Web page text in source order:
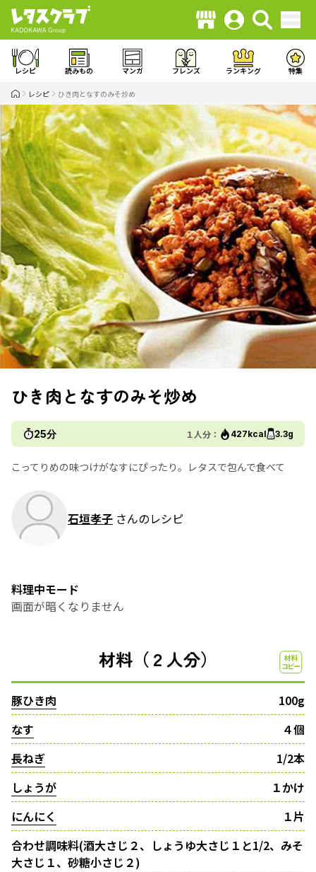
レシピ 読みもの マンガ フレンズ ランキング 特集
レシピ ひき肉となすのみそ炒め
ひき肉となすのみそ炒め
25分 １人分： 427kcal 3.3g
こってりめの味つけがなすにぴったり。レタスで包んで食べて
石垣孝子 さんのレシピ
料理中モード
画面が暗くなりません
材料（２人分）
豚ひき肉
100g
なす
４個
長ねぎ
1/2本
しょうが
１かけ
にんにく
１片
合わせ調味料(酒大さじ２、しょうゆ大さじ１と1/2、みそ
大さじ１、砂糖小さじ２)